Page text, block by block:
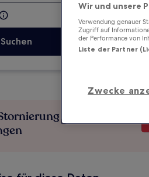
Suchen
bei
Wir und unsere
Verwendung genauer
Zugriff auf
der Performance von
Liste der Partner
Zwecke